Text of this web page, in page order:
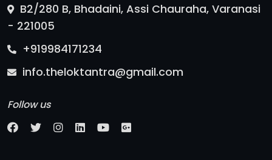
B2/280 B, Bhadaini, Assi Chauraha, Varanasi
- 221005
+919984171234
info.theloktantra@gmail.com
Follow us